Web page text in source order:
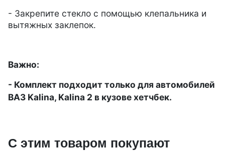
- Закрепите стекло с помощью клепальника и
вытяжных заклепок.
Важно:
- Комплект подходит только для автомобилей
ВАЗ Kalina, Kalina 2 в кузове хетчбек.
С этим товаром покупают